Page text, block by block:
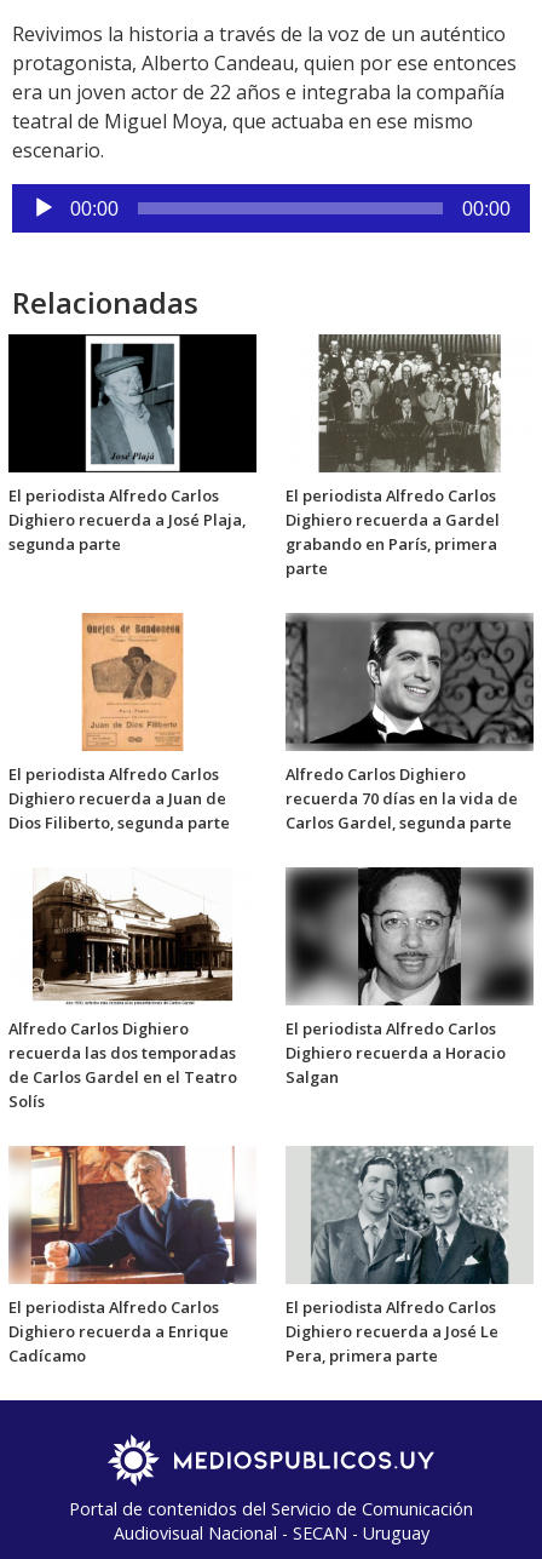
Revivimos la historia a través de la voz de un auténtico
protagonista, Alberto Candeau, quien por ese entonces
era un joven actor de 22 años e integraba la compañía
teatral de Miguel Moya, que actuaba en ese mismo
escenario.
Reproductor
de
00:00 00:00
Relacionadas
El periodista Alfredo Carlos
Dighiero recuerda a José Plaja,
segunda parte
El periodista Alfredo Carlos
Dighiero recuerda a Gardel
grabando en París, primera
parte
El periodista Alfredo Carlos
Dighiero recuerda a Juan de
Dios Filiberto, segunda parte
Alfredo Carlos Dighiero
recuerda 70 días en la vida de
Carlos Gardel, segunda parte
Alfredo Carlos Dighiero
recuerda las dos temporadas
de Carlos Gardel en el Teatro
Solís
El periodista Alfredo Carlos
Dighiero recuerda a Horacio
Salgan
El periodista Alfredo Carlos
Dighiero recuerda a Enrique
Cadícamo
El periodista Alfredo Carlos
Dighiero recuerda a José Le
Pera, primera parte
Portal de contenidos del Servicio de Comunicación
Audiovisual Nacional - SECAN - Uruguay